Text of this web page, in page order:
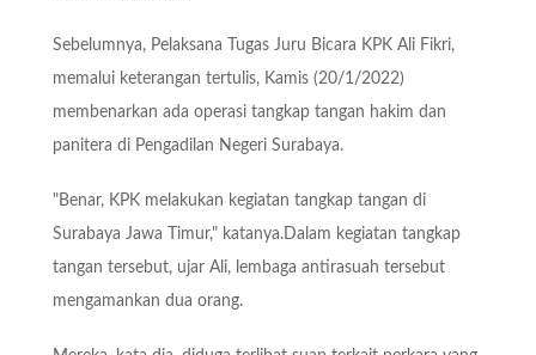
Sebelumnya, Pelaksana Tugas Juru Bicara KPK Ali Fikri,
memalui keterangan tertulis, Kamis (20/1/2022)
membenarkan ada operasi tangkap tangan hakim dan
panitera di Pengadilan Negeri Surabaya.
"Benar, KPK melakukan kegiatan tangkap tangan di
Surabaya Jawa Timur," katanya.Dalam kegiatan tangkap
tangan tersebut, ujar Ali, lembaga antirasuah tersebut
mengamankan dua orang.